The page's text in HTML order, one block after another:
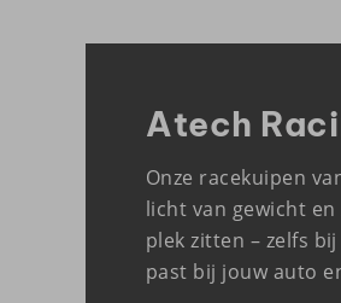
Atech
Onze racekuipen
licht van gewicht
plek zitten – zelfs
past bij jouw auto